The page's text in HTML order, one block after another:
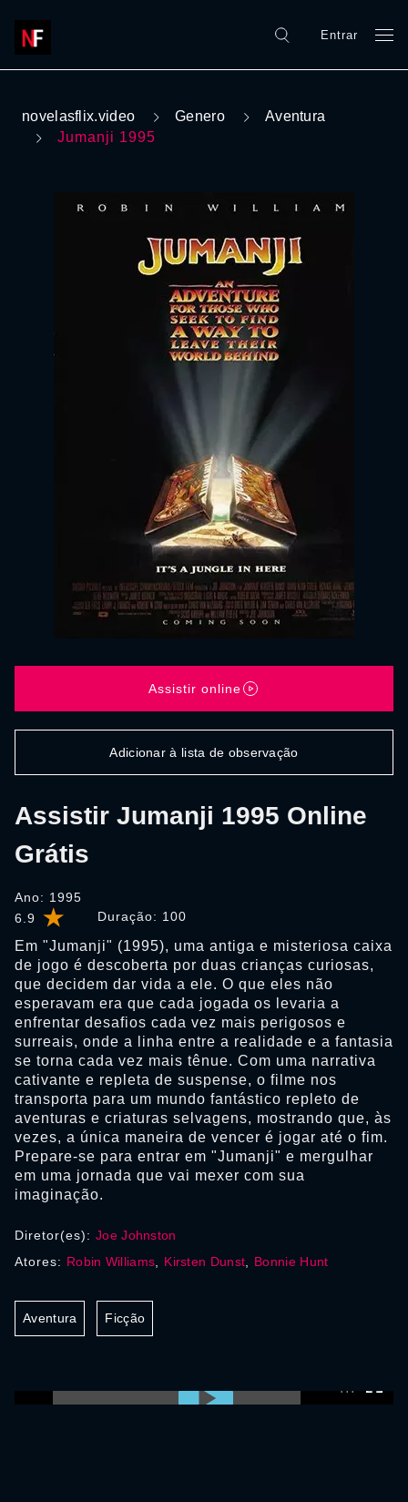
Entrar
novelasflix.video Genero
Aventura
Jumanji 1995
6.9 Duração: 100
Assistir Jumanji 1995 Online
Grátis
Ano: 1995
Em "Jumanji" (1995), uma antiga e misteriosa caixa
de jogo é descoberta por duas crianças curiosas,
que decidem dar vida a ele. O que eles não
esperavam era que cada jogada os levaria a
enfrentar desafios cada vez mais perigosos e
surreais, onde a linha entre a realidade e a fantasia
se torna cada vez mais tênue. Com uma narrativa
cativante e repleta de suspense, o filme nos
transporta para um mundo fantástico repleto de
aventuras e criaturas selvagens, mostrando que, às
vezes, a única maneira de vencer é jogar até o fim.
Prepare-se para entrar em "Jumanji" e mergulhar
em uma jornada que vai mexer com sua
imaginação.
Assistir online
Adicionar à lista de observação
Diretor(es): Joe Johnston
Atores: Robin Williams Kirsten Dunst Bonnie Hunt
Aventura Ficção